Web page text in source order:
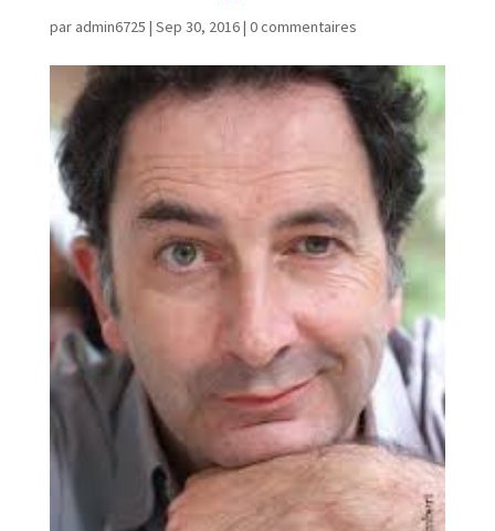
par admin6725 | Sep 30, 2016| 0 commentaires